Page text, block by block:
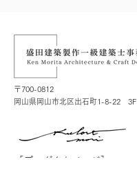
〒700-0812
岡山県岡山市北区出石町1-8-22 3F
［プロダクトページ］